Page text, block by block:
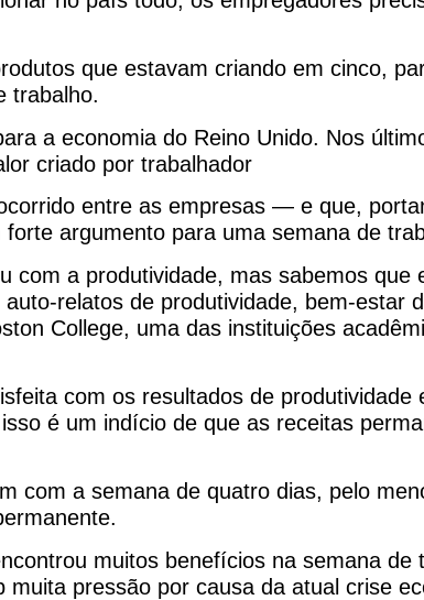
que estavam criando em cinco,
trabalho.
a economia do Reino Unido. Nos
criado por trabalhador
entre as empresas — e que,
argumento para uma semana de
com a produtividade, mas sabemos que
relatos de produtividade, bem-estar
College, uma das instituições
com os resultados de produtividade
é um indício de que as receitas
com a semana de quatro dias, pelo
muitos benefícios na semana de
pressão por causa da atual crise